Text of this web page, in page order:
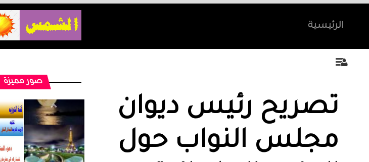
الرئيسية
تصريح رئيس ديوان
مجلس النواب حول
صور مميزة